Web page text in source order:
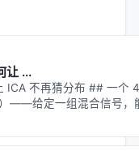
覆盖的基准与趋
公开集等；
让 ...
ICA 不再猜分布 ## 一个
——给定一组混合信号，